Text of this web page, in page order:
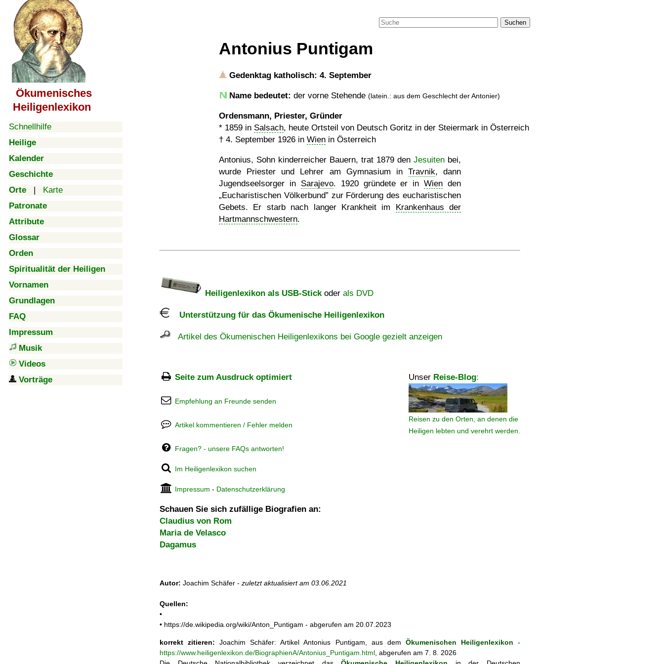
Ökumenisches
Heiligenlexikon
Schnellhilfe
Heilige
Kalender
Geschichte
Orte | Karte
Patronate
Attribute
Glossar
Orden
Spiritualität der Heiligen
Vornamen
Grundlagen
FAQ
Impressum
Musik
Videos
Vorträge
Suchen
Antonius Puntigam
Gedenktag katholisch: 4. September
Name bedeutet: der vorne Stehende (latein.: aus dem Geschlecht der Antonier)
Ordensmann, Priester, Gründer
* 1859 in Salsach, heute Ortsteil von Deutsch Goritz in der Steiermark in Österreich
† 4. September 1926 in Wien in Österreich
Antonius, Sohn kinderreicher Bauern, trat 1879 den Jesuiten bei,
wurde Priester und Lehrer am Gymnasium in Travnik, dann
Jugendseelsorger in Sarajevo. 1920 gründete er inWien den
Eucharistischen Völkerbund
zur Förderung des eucharistischen
Gebets. Er starb nach langer Krankheit im Krankenhaus der
Hartmannschwestern.
Heiligenlexikon als USB-Stickoder als DVD
Unterstützung für das Ökumenische Heiligenlexikon
Artikel des Ökumenischen Heiligenlexikons bei Google gezielt anzeigen
Seite zum Ausdruck optimiert Unser Reise-Blog:
Reisen zu den Orten, an denen die
Heiligen lebten und verehrt werden.
Empfehlung an Freunde senden
Artikel kommentieren / Fehler melden
Fragen? - unsere FAQs antworten!
Im Heiligenlexikon suchen
Impressum - Datenschutzerklärung
Schauen Sie sich zufällige Biografien an:
Claudius von Rom
Maria de Velasco
Dagamus
Autor: Joachim Schäfer - zuletzt aktualisiert am 03.06.2021
Quellen:
•
• https://de.wikipedia.org/wiki/Anton_Puntigam - abgerufen am 20.07.2023
korrekt zitieren: Joachim Schäfer: ArtikelAntonius Puntigam, aus dem Ökumenischen Heiligenlexikon -
https://www.heiligenlexikon.de/BiographienA/Antonius_Puntigam.html , abgerufen am 7. 8. 2026